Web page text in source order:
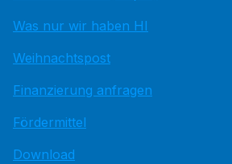
Was nur wir haben HI
Weihnachtspost
Finanzierung anfragen
Fördermittel
Download